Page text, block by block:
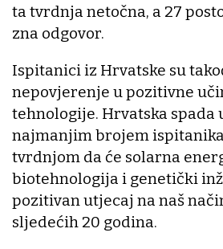
ta tvrdnja netočna, a 27
zna odgovor.
Ispitanici iz Hrvatske su
nepovjerenje u pozitivne
tehnologije. Hrvatska spada
najmanjim brojem ispitanika
tvrdnjom da će solarna
biotehnologija i genetički
pozitivan utjecaj na naš
sljedećih 20 godina.